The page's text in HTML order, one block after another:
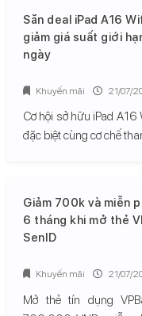
Săn deal iPad A16
giảm giá suất giới
ngày
Cơ hội sở hữu iPad
đặc biệt cùng cơ chế
Khuyến mãi 21/07/
Giảm 700k và miễn
6 tháng khi mở thẻ
SenID
Mở thẻ tín dụng
Khuyến mãi 21/07/